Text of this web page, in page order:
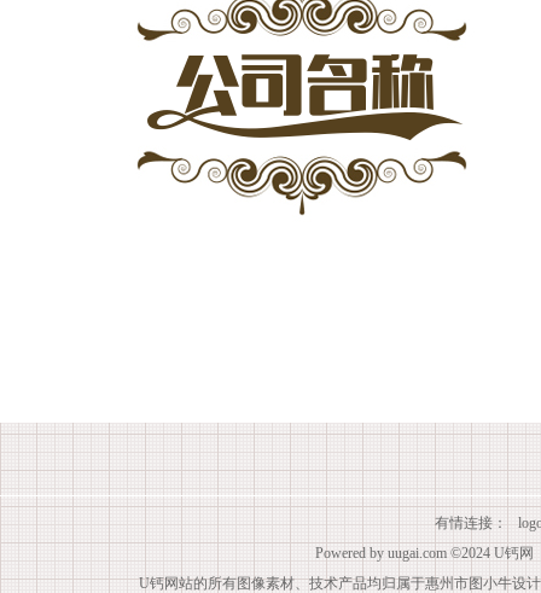
有情连接：
Powered by uugai.com ©2024 U钙网
U钙网站的所有图像素材、技术产品均归属于惠州市图小牛设